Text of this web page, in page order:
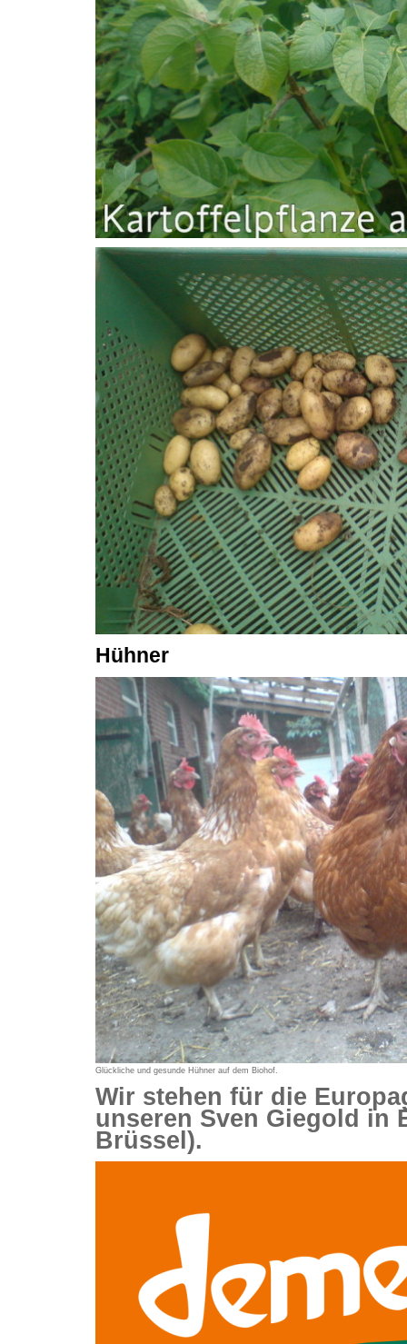
Hühner
Glückliche und gesunde Hühner auf dem Biohof.
Wir stehen für die
unseren Sven Giegold in
Brüssel).